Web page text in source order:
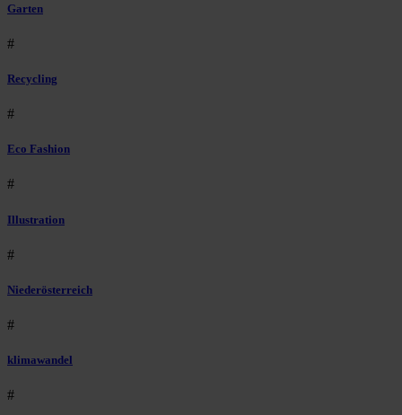
Garten
#
Recycling
#
Eco Fashion
#
Illustration
#
Niederösterreich
#
klimawandel
#